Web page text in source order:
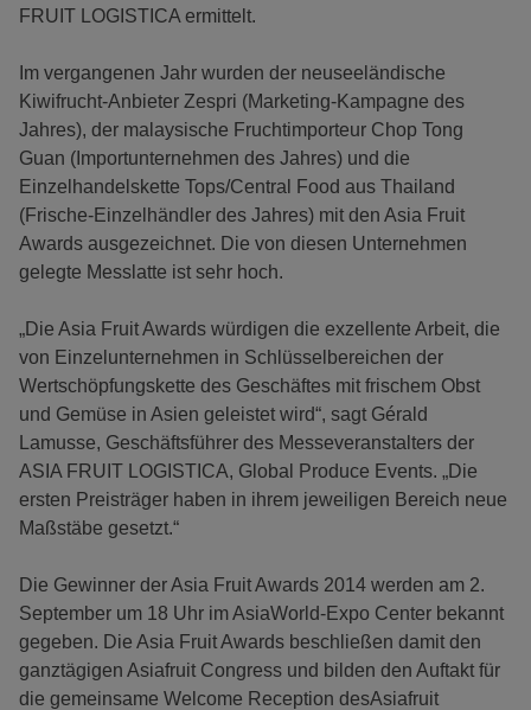
FRUIT LOGISTICA ermittelt.
Im vergangenen Jahr wurden der neuseeländische
Kiwifrucht-Anbieter Zespri (Marketing-Kampagne des
Jahres), der malaysische Fruchtimporteur Chop Tong
Guan (Importunternehmen des Jahres) und die
Einzelhandelskette Tops/Central Food aus Thailand
(Frische-Einzelhändler des Jahres) mit den Asia Fruit
Awards ausgezeichnet. Die von diesen Unternehmen
gelegte Messlatte ist sehr hoch.
„Die Asia Fruit Awards würdigen die exzellente Arbeit, die
von Einzelunternehmen in Schlüsselbereichen der
Wertschöpfungskette des Geschäftes mit frischem Obst
und Gemüse in Asien geleistet wird“, sagt Gérald
Lamusse, Geschäftsführer des Messeveranstalters der
ASIA FRUIT LOGISTICA, Global Produce Events. „Die
ersten Preisträger haben in ihrem jeweiligen Bereich neue
Maßstäbe gesetzt.“
Die Gewinner der Asia Fruit Awards 2014 werden am 2.
September um 18 Uhr im AsiaWorld-Expo Center bekannt
gegeben. Die Asia Fruit Awards beschließen damit den
ganztägigen Asiafruit Congress und bilden den Auftakt für
die gemeinsame Welcome Reception desAsiafruit